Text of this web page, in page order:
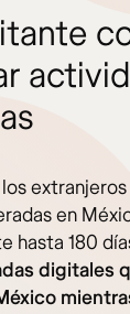
en
hasta 180
digitales